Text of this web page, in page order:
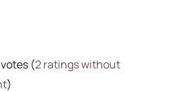
(2 ratings without
)